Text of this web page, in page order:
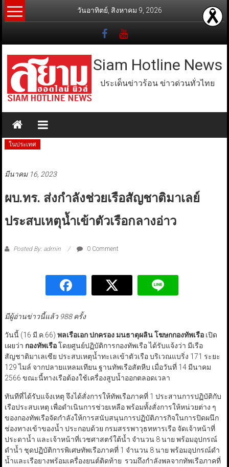
Skip
to
วันอาทิตย์, สิงหาคม 9, 2026
Siam Hotline News
ประเด็นข่าวร้อน ข่าวด่วนทั่วไทย
ในประเทศ
มีนาคม 16, 2023
ผบ.ทร. ส่งกำลังช่วยเรือสัญชาติมาเลย์
ประสบเหตุน้ำเข้าตัวเรือกลางอ่าว
Posted By: admin 0 Comment
มีผู้อ่านข่าวนี้แล้ว 988 ครั้ง
วันนี้ (16 มี.ค.66) พลเรือเอก ปกครอง มนธาตุผลิน โฆษกกองทัพเรือเปิด
เผยว่า กองทัพเรือโดยศูนย์ปฏิบัติการกองทัพเรือ ได้รับแจ้งว่า มีเรือ
สัญชาติมาเลเซีย ประสบเหตุน้ำทะเลเข้าตัวเรือ บริเวณแบริ่ง 171 ระยะ
129 ไมล์ จากปลายแหลมเทียน ฐานทัพเรือสัตหีบ เมื่อวันที่ 14 มีนาคม
2566 ขณะนี้ทางเรือต้องใช้เครื่องสูบน้ำออกตลอดเวลา
ทันทีที่ได้รับแจ้งเหตุ จึงได้สั่งการให้ทัพเรือภาคที่ 1 ประสานการปฏิบัติกับ
เรือประสบเหตุ เพื่อดำเนินการช่วยเหลือ พร้อมทั้งสั่งการให้หน่วยต่าง ๆ
ของกองทัพเรือจัดกำลังให้การสนับสนุนการปฏิบัติภารกิจในการปิดผนึก
ช่องทางเข้าของน้ำ ประกอบด้วย กรมสรรพาวุธทหารเรือ จัดเจ้าหน้าที่
ประดาน้ำ และเจ้าหน้าที่เวชศาสตร์ใต้น้ำ จำนวน 8 นาย พร้อมอุปกรณ์
ดำน้ำ ชุดปฏิบัติการพิเศษทัพเรือภาคที่ 1 จำนวน 8 นาย พร้อมอุปกรณ์ดำ
น้ำและเรือยางพร้อมเครื่องยนต์ติดท้าย รวมถึงกำลังพลจากทัพเรือภาคที่